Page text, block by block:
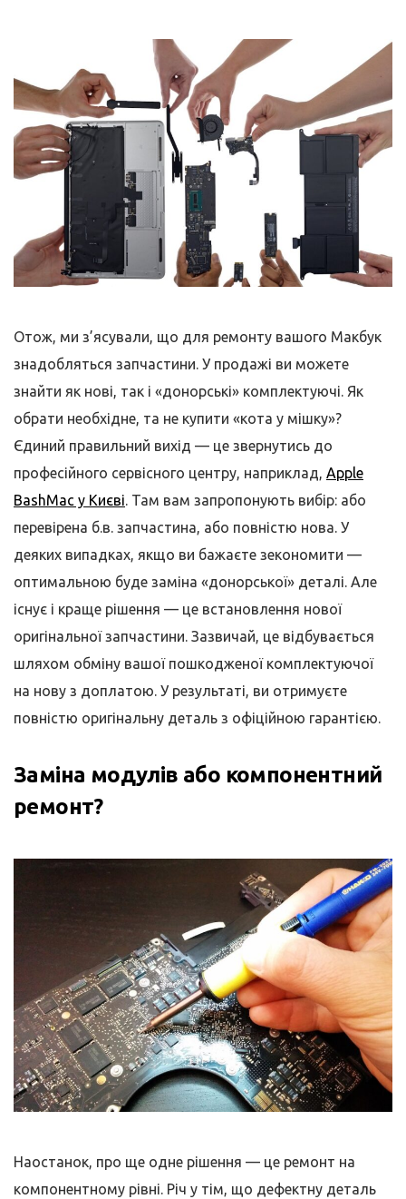
Отож, ми з’ясували, що для ремонту вашого Макбук
знадобляться запчастини. У продажі ви можете
знайти як нові, так і «донорські» комплектуючі. Як
обрати необхідне, та не купити «кота у мішку»?
Єдиний правильний вихід — це звернутись до
професійного сервісного центру, наприклад, Apple
BashMac у Києві. Там вам запропонують вибір: або
перевірена б.в. запчастина, або повністю нова. У
деяких випадках, якщо ви бажаєте зекономити —
оптимальною буде заміна «донорської» деталі. Але
існує і краще рішення — це встановлення нової
оригінальної запчастини. Зазвичай, це відбувається
шляхом обміну вашої пошкодженої комплектуючої
на нову з доплатою. У результаті, ви отримуєте
повністю оригінальну деталь з офіційною гарантією.
Заміна модулів або компонентний
ремонт?
Наостанок, про ще одне рішення — це ремонт на
компонентному рівні. Річ у тім, що дефектну деталь